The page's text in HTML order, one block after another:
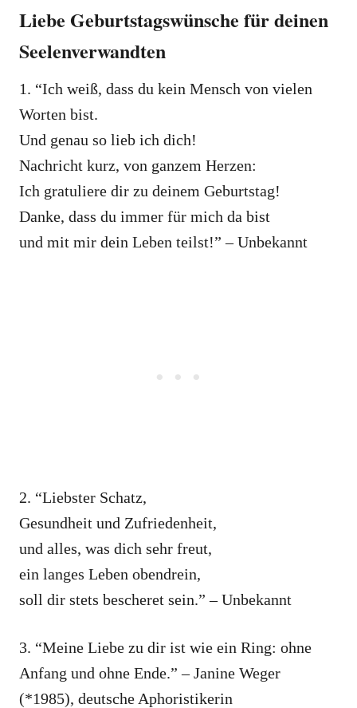
Liebe Geburtstagswünsche für deinen
Seelenverwandten
1. “Ich weiß, dass du kein Mensch von vielen
Worten bist.
Und genau so lieb ich dich!
Nachricht kurz, von ganzem Herzen:
Ich gratuliere dir zu deinem Geburtstag!
Danke, dass du immer für mich da bist
und mit mir dein Leben teilst!” – Unbekannt
2. “Liebster Schatz,
Gesundheit und Zufriedenheit,
und alles, was dich sehr freut,
ein langes Leben obendrein,
soll dir stets bescheret sein.” – Unbekannt
3. “Meine Liebe zu dir ist wie ein Ring: ohne
Anfang und ohne Ende.” – Janine Weger
(*1985), deutsche Aphoristikerin